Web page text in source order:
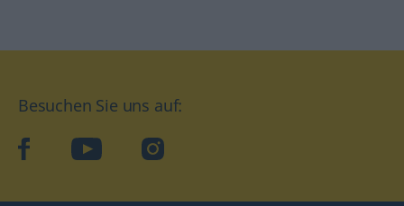
Besuchen Sie uns auf:
facebookYouTube Instagram